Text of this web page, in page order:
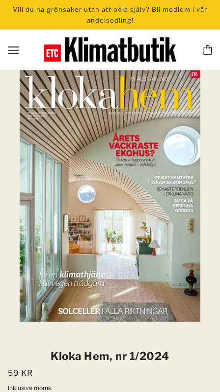
Vill du ha grönsaker utan att odla själv? Bli medlem i vår
andelsodling!
Kloka Hem, nr 1/2024
59 KR
Inklusive moms.